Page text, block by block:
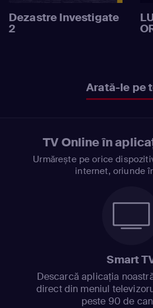
Dezastre Investigate
2
Arată-le pe
TV Online în
Urmărește pe orice
internet, oriunde
Smart
Descarcă aplicația
direct din meniul
peste 90 de